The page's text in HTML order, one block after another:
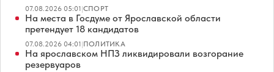
07.08.2026 05:01|СПОРТ
На места в Госдуме от Ярославской области
претендует 18 кандидатов
07.08.2026 04:01|ПОЛИТИКА
На ярославском НПЗ ликвидировали возгорание
резервуаров